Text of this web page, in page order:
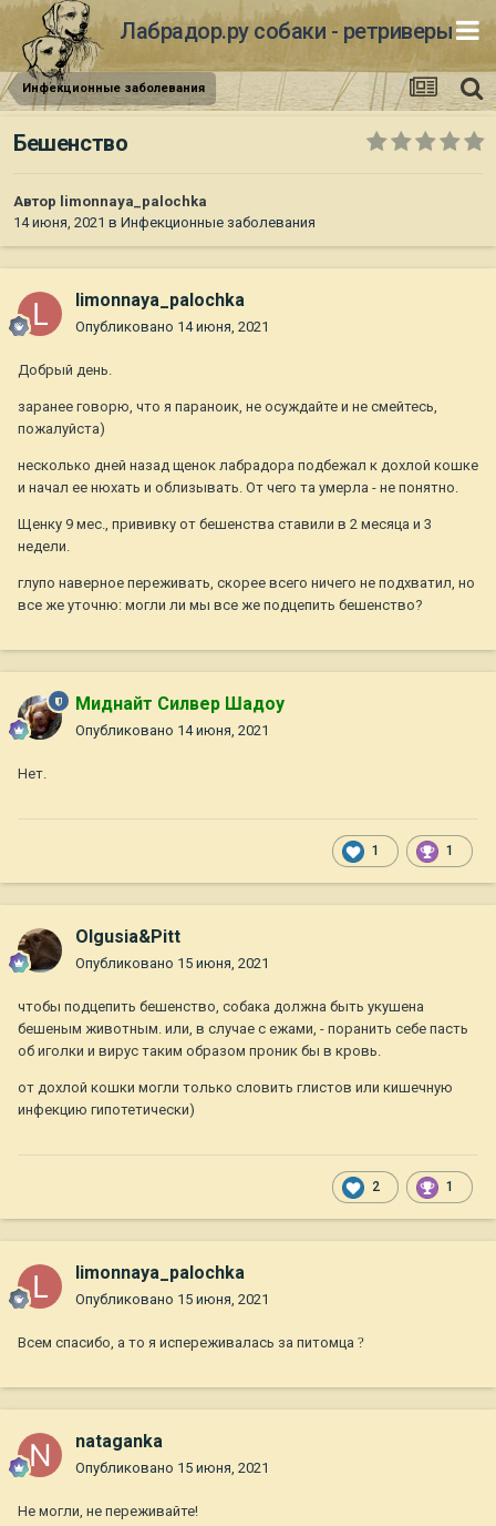
Лабрадор.ру собаки - ретриверы
Инфекционные заболевания
Бешенство
Автор limonnaya_palochka
14 июня, 2021 в Инфекционные заболевания
limonnaya_palochka
Опубликовано 14 июня, 2021
Добрый день.
заранее говорю, что я параноик, не осуждайте и не смейтесь,
пожалуйста)
несколько дней назад щенок лабрадора подбежал к дохлой кошке
и начал ее нюхать и облизывать. От чего та умерла - не понятно.
Щенку 9 мес., прививку от бешенства ставили в 2 месяца и 3
недели.
глупо наверное переживать, скорее всего ничего не подхватил, но
все же уточню: могли ли мы все же подцепить бешенство?
Миднайт Силвер Шадоу
Опубликовано 14 июня, 2021
Нет.
1 1
Olgusia&Pitt
Опубликовано 15 июня, 2021
чтобы подцепить бешенство, собака должна быть укушена
бешеным животным. или, в случае с ежами, - поранить себе пасть
об иголки и вирус таким образом проник бы в кровь.
от дохлой кошки могли только словить глистов или кишечную
инфекцию гипотетически)
2 1
limonnaya_palochka
Опубликовано 15 июня, 2021
Всем спасибо, а то я испереживалась за питомца ?
nataganka
Опубликовано 15 июня, 2021
Не могли, не переживайте!